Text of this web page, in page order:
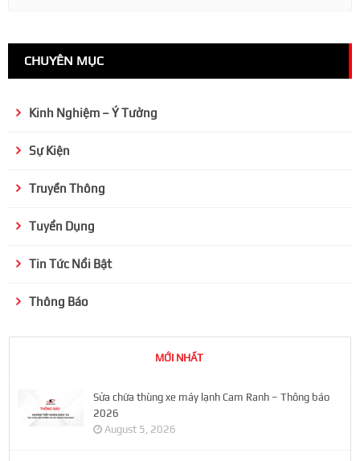
CHUYÊN MỤC
Kinh Nghiệm – Ý Tưởng
Sự Kiện
Truyền Thông
Tuyển Dụng
Tin Tức Nổi Bật
Thông Báo
MỚI NHẤT
Sửa chữa thùng xe máy lạnh Cam Ranh – Thông báo
2026
August 5, 2026